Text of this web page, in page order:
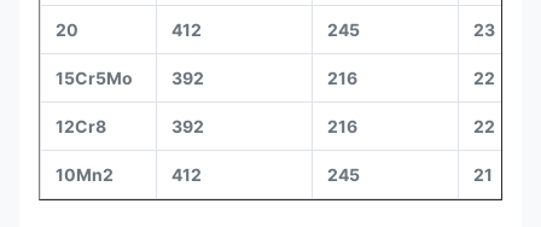
20 412 245 23
15Cr5Mo 392 216 22
12Cr8 392 216 22
10Mn2 412 245 21